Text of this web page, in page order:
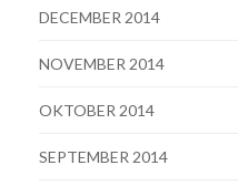
DECEMBER 2014
NOVEMBER 2014
OKTOBER 2014
SEPTEMBER 2014